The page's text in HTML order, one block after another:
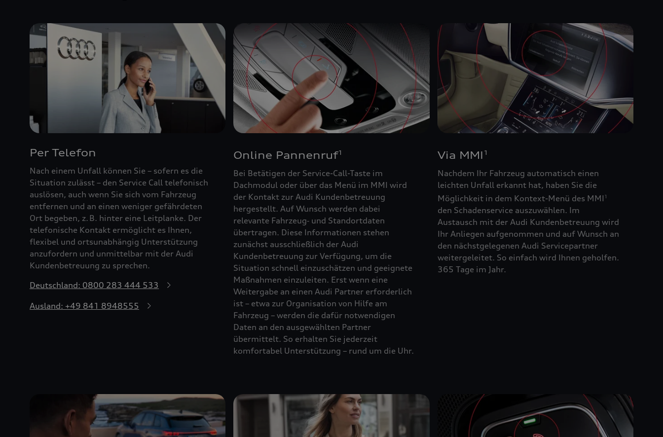
Per Telefon
Nach einem Unfall können Sie – sofern es die
Situation zulässt – den Service Call telefonisch
auslösen, auch wenn Sie sich vom Fahrzeug
entfernen und an einen weniger gefährdeten
Ort begeben, z. B. hinter eine Leitplanke. Der
telefonische Kontakt ermöglicht es Ihnen,
flexibel und ortsunabhängig Unterstützung
anzufordern und unmittelbar mit der Audi
Kundenbetreuung zu sprechen.
Deutschland: 0800 283 444 533
Ausland: +49 841 8948555
Online Pannenruf1
Bei Betätigen der Service-Call-Taste im
Dachmodul oder über das Menü im MMI wird
der Kontakt zur Audi Kundenbetreuung
hergestellt. Auf Wunsch werden dabei
relevante Fahrzeug‑ und Standortdaten
übertragen. Diese Informationen stehen
zunächst ausschließlich der Audi
Kundenbetreuung zur Verfügung, um die
Situation schnell einzuschätzen und geeignete
Maßnahmen einzuleiten. Erst wenn eine
Weitergabe an einen Audi Partner erforderlich
ist – etwa zur Organisation von Hilfe am
Fahrzeug – werden die dafür notwendigen
Daten an den ausgewählten Partner
übermittelt. So erhalten Sie jederzeit
komfortabel Unterstützung – rund um die Uhr.
Via MMI 1
Nachdem Ihr Fahrzeug automatisch einen
leichten Unfall erkannt hat, haben Sie die
Möglichkeit in dem Kontext-Menü des MMI 1
den Schadenservice auszuwählen. Im
Austausch mit der Audi Kundenbetreuung wird
Ihr Anliegen aufgenommen und auf Wunsch an
den nächstgelegenen Audi Servicepartner
weitergeleitet. So einfach wird Ihnen geholfen.
365 Tage im Jahr.